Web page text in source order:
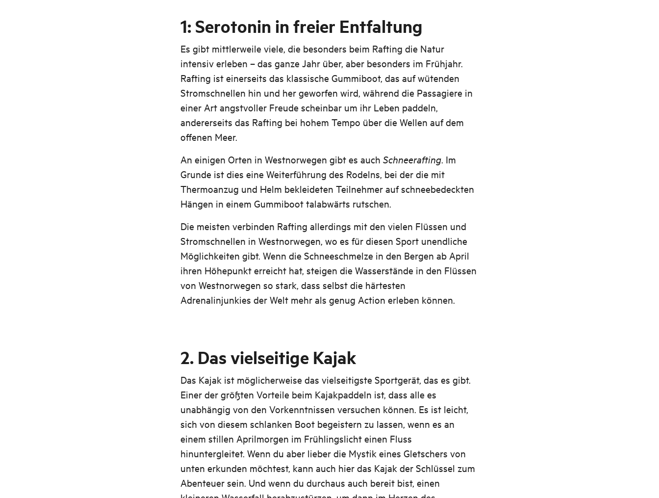
1: Serotonin in freier Entfaltung
Es gibt mittlerweile viele, die besonders beim Rafting die Natur
intensiv erleben – das ganze Jahr über, aber besonders im Frühjahr.
Rafting ist einerseits das klassische Gummiboot, das auf wütenden
Stromschnellen hin und her geworfen wird, während die Passagiere in
einer Art angstvoller Freude scheinbar um ihr Leben paddeln,
andererseits das Rafting bei hohem Tempo über die Wellen auf dem
offenen Meer.
An einigen Orten in Westnorwegen gibt es auch Schneerafting. Im
Grunde ist dies eine Weiterführung des Rodelns, bei der die mit
Thermoanzug und Helm bekleideten Teilnehmer auf schneebedeckten
Hängen in einem Gummiboot talabwärts rutschen.
Die meisten verbinden Rafting allerdings mit den vielen Flüssen und
Stromschnellen in Westnorwegen, wo es für diesen Sport unendliche
Möglichkeiten gibt. Wenn die Schneeschmelze in den Bergen ab April
ihren Höhepunkt erreicht hat, steigen die Wasserstände in den Flüssen
von Westnorwegen so stark, dass selbst die härtesten
Adrenalinjunkies der Welt mehr als genug Action erleben können.
2. Das vielseitige Kajak
Das Kajak ist möglicherweise das vielseitigste Sportgerät, das es gibt.
Einer der größten Vorteile beim Kajakpaddeln ist, dass alle es
unabhängig von den Vorkenntnissen versuchen können. Es ist leicht,
sich von diesem schlanken Boot begeistern zu lassen, wenn es an
einem stillen Aprilmorgen im Frühlingslicht einen Fluss
hinuntergleitet. Wenn du aber lieber die Mystik eines Gletschers von
unten erkunden möchtest, kann auch hier das Kajak der Schlüssel zum
Abenteuer sein. Und wenn du durchaus auch bereit bist, einen